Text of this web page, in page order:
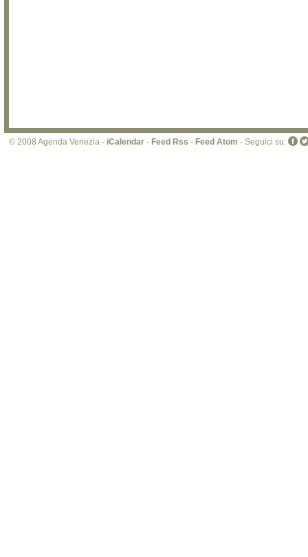
© 2008 Agenda Venezia - iCalendar - Feed Rss - Feed Atom - Seguici su: